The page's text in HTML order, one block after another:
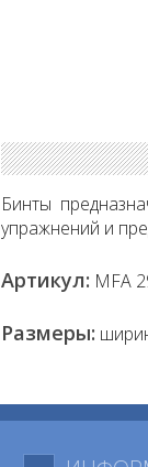
Бинты
упражнений и
Артикул: МFA
Размеры: